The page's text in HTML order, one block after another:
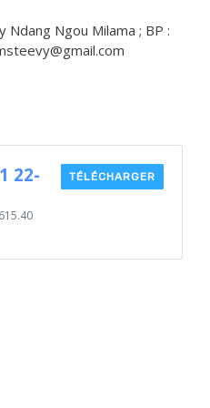
Ngou Milama ; BP :
22-
615.40
TÉLÉCHARGER